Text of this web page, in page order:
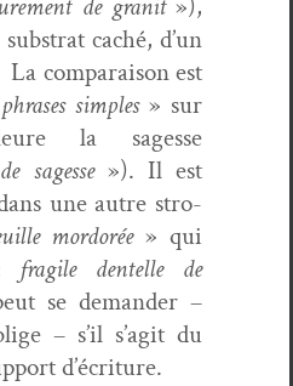
de gran­it»),
caché, d’un
La com­para­i­son est
sim­ples» sur
la sagesse
sagesse»). Il est
une autre stro­
mor­dorée» qui
den­telle de
se deman­der –
– s’il s’agit du
d’écriture.